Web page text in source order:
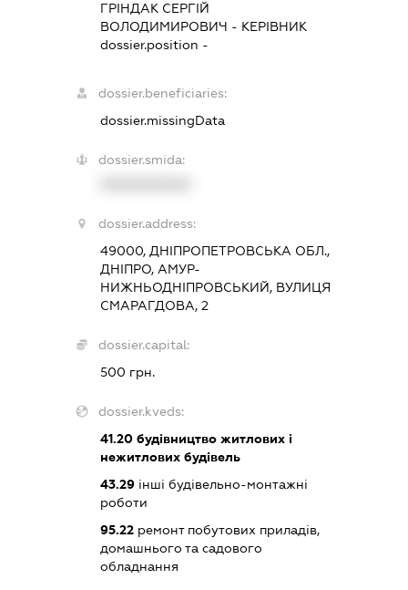
ГРІНДАК СЕРГІЙ
ВОЛОДИМИРОВИЧ - КЕРІВНИК
dossier.position -
dossier.beneficiaries:
dossier.missingData
dossier.smida:
dossier.address:
49000, ДНІПРОПЕТРОВСЬКА ОБЛ.,
ДНІПРО, АМУР-
НИЖНЬОДНІПРОВСЬКИЙ, ВУЛИЦЯ
СМАРАГДОВА, 2
dossier.capital:
500 грн.
dossier.kveds:
41.20 будівництво житлових і
нежитлових будівель
43.29 інші будівельно-монтажні
роботи
95.22 ремонт побутових приладів,
домашнього та садового
обладнання